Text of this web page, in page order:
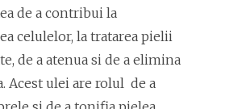
de a contribui la
celulelor, la tratarea pielii
de a atenua si de a elimina
Acest ulei are rolul de a